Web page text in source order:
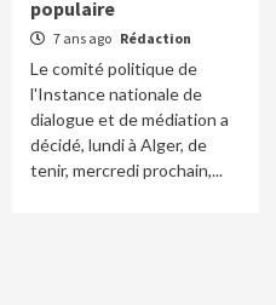
populaire
7 ans ago Rédaction
Le comité politique de
l'Instance nationale de
dialogue et de médiation a
décidé, lundi à Alger, de
tenir, mercredi prochain,...